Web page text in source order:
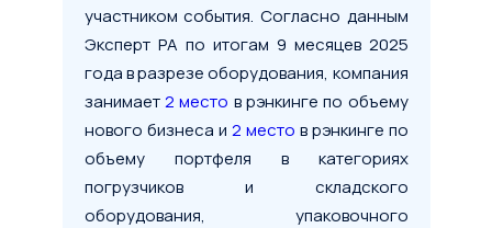
участником события. Согласно данным
Эксперт РА по итогам 9 месяцев 2025
года в разрезе оборудования, компания
занимает2 место в рэнкинге по объему
нового бизнеса и 2 место в рэнкинге по
объему портфеля в категориях
погрузчиков и складского
оборудования, упаковочного